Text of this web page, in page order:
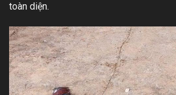
toàn diện.